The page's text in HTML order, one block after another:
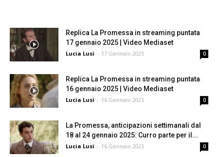
Replica La Promessa in streaming puntata
17 gennaio 2025 | Video Mediaset
Lucia Lusi - 17 Gennaio 2025 0
Replica La Promessa in streaming puntata
16 gennaio 2025 | Video Mediaset
Lucia Lusi - 16 Gennaio 2025 0
La Promessa, anticipazioni settimanali dal
18 al 24 gennaio 2025: Curro parte per il...
Lucia Lusi - 16 Gennaio 2025 0